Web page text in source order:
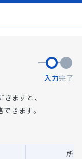
入力完了
きますと、
きます。
所